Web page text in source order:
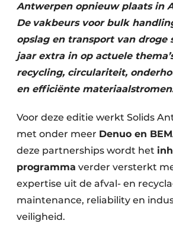
Antwerpen opnieuw plaats in
De vakbeurs voor bulk
opslag en transport van droge
jaar extra in op actuele
recycling, circulariteit,
en efficiënte
Voor deze editie werkt Solids
met onder meer Denuo en
deze partnerships wordt het
programma verder versterkt
expertise uit de afval- en
maintenance, reliability en
veiligheid.